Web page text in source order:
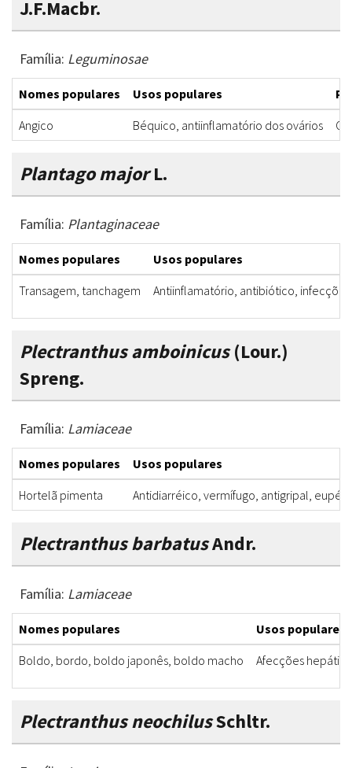
J.F.Macbr.
Família: Leguminosae
Nomes populares Usos populares
Angico
Béquico, antiinflamatório dos ovários
Plantago majorL.
Família: Plantaginaceae
Nomes populares
Usos populares
Transagem, tanchagem
Antiinflamatório, antibiótico,
Plectranthus amboinicus(Lour.)
Spreng.
Família: Lamiaceae
Nomes populares
Usos populares
Hortelã pimenta
Antidiarréico, vermífugo, antigripal,
Plectranthus barbatusAndr.
Família: Lamiaceae
Nomes populares
Usos populares
Boldo, bordo, boldo japonês, boldo macho
Afecções
Plectranthus neochilusSchltr.